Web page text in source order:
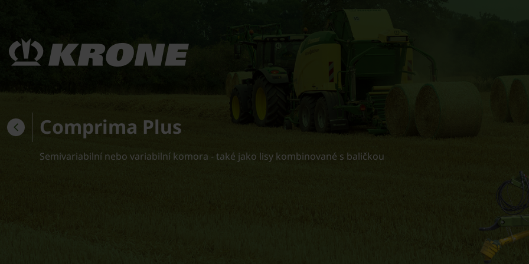
Comprima Plus
Semivariabilní nebo variabilní komora - také jako lisy kombinované s baličkou